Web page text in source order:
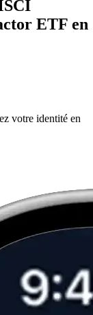
ETF en
votre identité en